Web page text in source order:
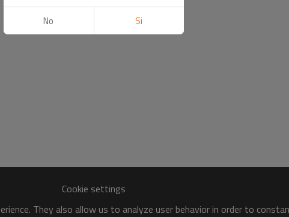
Cookie settings
They also allow us to analyze user behavior in order to
No Si